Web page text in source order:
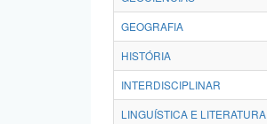
GEOGRAFIA
HISTÓRIA
INTERDISCIPLINAR
LINGUÍSTICA E LITERATURA